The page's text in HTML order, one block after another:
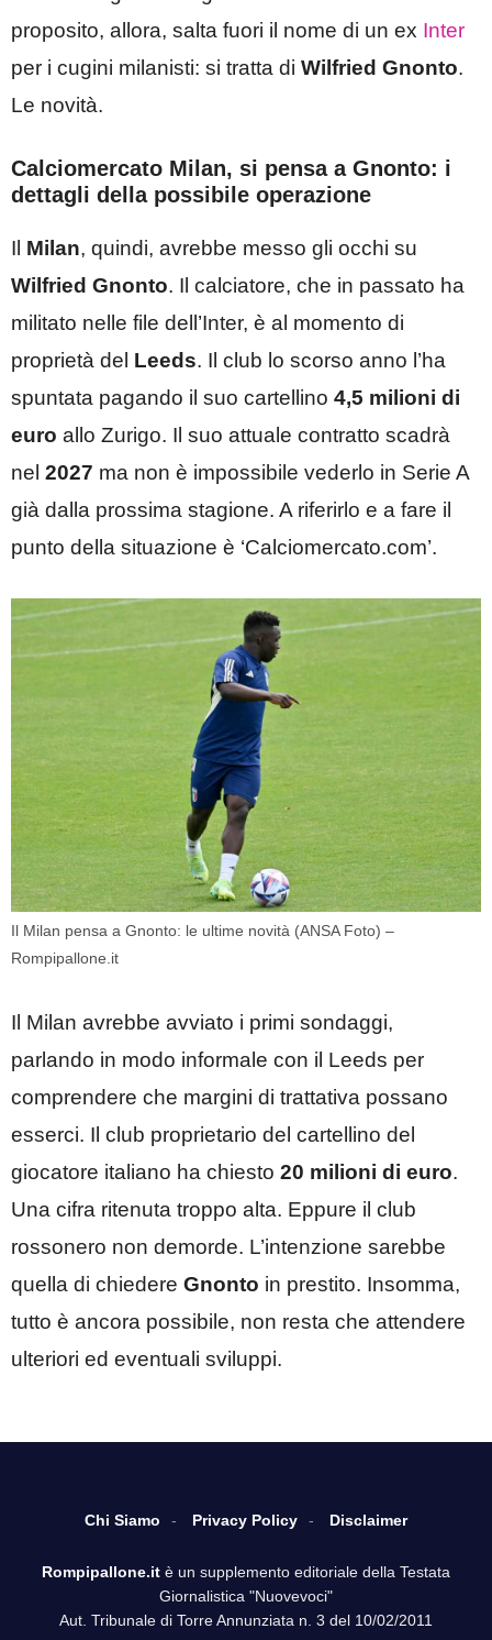
proposito, allora, salta fuori il nome di un ex Inter
per i cugini milanisti: si tratta di Wilfried Gnonto.
Le novità.
Calciomercato Milan, si pensa a Gnonto: i
dettagli della possibile operazione
Il Milan, quindi, avrebbe messo gli occhi su
Wilfried Gnonto. Il calciatore, che in passato ha
militato nelle file dell’Inter, è al momento di
proprietà del Leeds. Il club lo scorso anno l’ha
spuntata pagando il suo cartellino 4,5 milioni di
euro allo Zurigo. Il suo attuale contratto scadrà
nel 2027 ma non è impossibile vederlo in Serie A
già dalla prossima stagione. A riferirlo e a fare il
punto della situazione è ‘Calciomercato.com’.
Il Milan pensa a Gnonto: le ultime novità (ANSA Foto) –
Rompipallone.it
Il Milan avrebbe avviato i primi sondaggi,
parlando in modo informale con il Leeds per
comprendere che margini di trattativa possano
esserci. Il club proprietario del cartellino del
giocatore italiano ha chiesto 20 milioni di euro.
Una cifra ritenuta troppo alta. Eppure il club
rossonero non demorde. L’intenzione sarebbe
quella di chiedere Gnonto in prestito. Insomma,
tutto è ancora possibile, non resta che attendere
ulteriori ed eventuali sviluppi.
Chi Siamo Privacy Policy Disclaimer
Rompipallone.it è un supplemento editoriale della Testata
Giornalistica "Nuovevoci"
Aut. Tribunale di Torre Annunziata n. 3 del 10/02/2011